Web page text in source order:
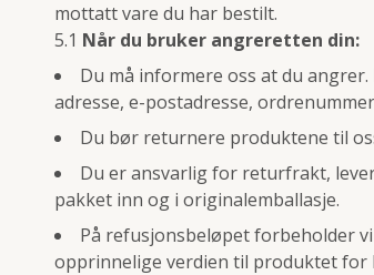
mottatt vare du har bestilt.
5.1 Når du bruker angreretten din:
Du må informere oss at du
adresse, e-postadresse,
Du bør returnere produktene til
Du er ansvarlig for returfrakt,
pakket inn og i originalemballasje.
På refusjonsbeløpet forbeholder
opprinnelige verdien til produktet for